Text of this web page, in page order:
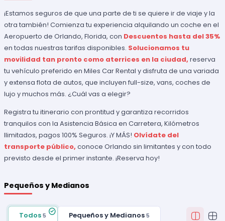
¡Estamos seguros de que una parte de ti se quiere ir de viaje y la
otra también! Comienza tu experiencia alquilando un coche en el
Aeropuerto de Orlando, Florida, con Descuentos hasta del 35%
en todas nuestras tarifas disponibles. Solucionamos tu
movilidad tan pronto como aterrices en la ciudad, reserva
tu vehículo preferido en Miles Car Rental y disfruta de una variada
y extensa flota de autos, que incluyen full-size, vans, coches de
lujo y muchos más. ¿Cuál vas a elegir?
Registra tu itinerario con prontitud y garantiza recorridos
tranquilos con la Asistencia Básica en Carretera, Kilómetros
Ilimitados, pagos 100% Seguros. ¡Y MÁS! Olvídate del
transporte público, conoce Orlando sin limitantes y con todo
previsto desde el primer instante. ¡Reserva hoy!
Pequeños y Medianos
Todos5 Pequeños y Medianos 5